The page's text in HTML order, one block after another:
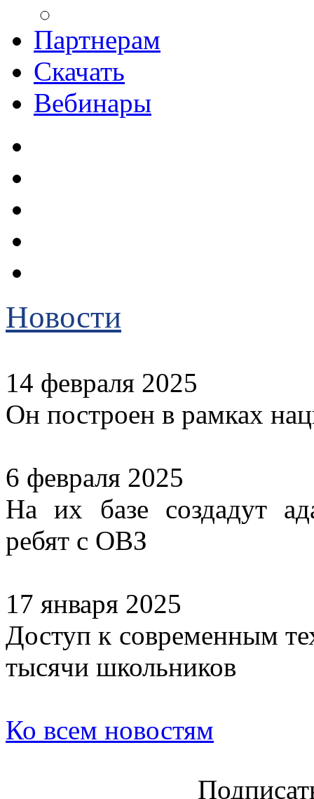
Партнерам
Скачать
Вебинары
Новости
14 февраля 2025
Он построен в рамках
6 февраля 2025
На их базе создадут
ребят с ОВЗ
17 января 2025
Доступ к современным
тысячи школьников
Ко всем новостям